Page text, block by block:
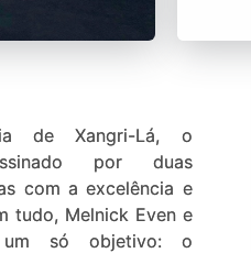
de Xangri-Lá, o
por duas
com a excelência e
tudo, Melnick Even e
um só objetivo: o